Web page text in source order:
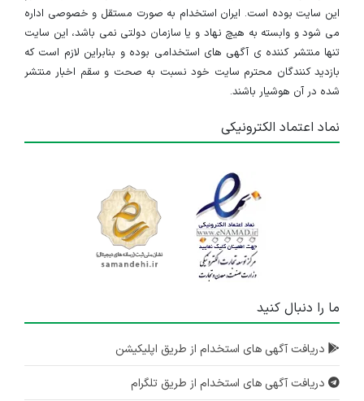
این سایت بوده است. ایران استخدام به صورت مستقل و خصوصی اداره
می شود و وابسته به هیچ نهاد و یا سازمان دولتی نمی باشد، این سایت
تنها منتشر کننده ی آگهی های استخدامی بوده و بنابراین لازم است که
بازدید کنندگان محترم سایت خود نسبت به صحت و سقم اخبار منتشر
شده در آن هوشیار باشند.
نماد اعتماد الکترونیکی
ما را دنبال کنید
دریافت آگهی های استخدام از طریق اپلیکیشن
دریافت آگهی های استخدام از طریق تلگرام